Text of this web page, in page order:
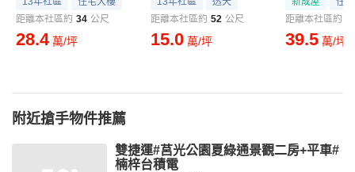
距離本社區約 34 公尺
28.4 萬/坪
距離本社區約 52 公尺
15.0 萬/坪
距離本社區約
39.5 萬/坪
附近搶手物件推薦
雙捷運#莒光公園夏綠通景觀二房+平車#
楠梓台積電